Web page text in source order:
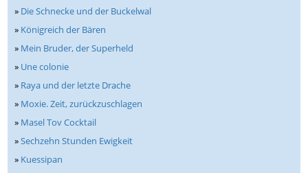
» Die Schnecke und der Buckelwal
» Königreich der Bären
» Mein Bruder, der Superheld
» Une colonie
» Raya und der letzte Drache
» Moxie. Zeit, zurückzuschlagen
» Masel Tov Cocktail
»Sechzehn Stunden Ewigkeit
» Kuessipan